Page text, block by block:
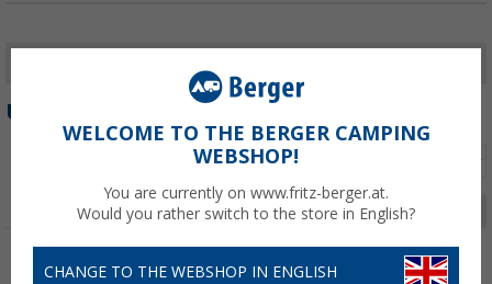
UNIVERSALSPIEGEL
Sortieren:
Seite 1 von 2
%
WELCOME TO THE BERGER CAMPING
WEBSHOP!
You are currently on www.fritz-berger.at.
Would you rather switch to the store in English?
CHANGE TO THE WEBSHOP IN ENGLISH